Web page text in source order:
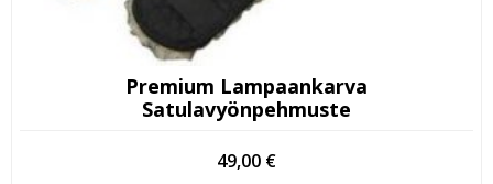
Premium Lampaankarva
Satulavyönpehmuste
49,00 €